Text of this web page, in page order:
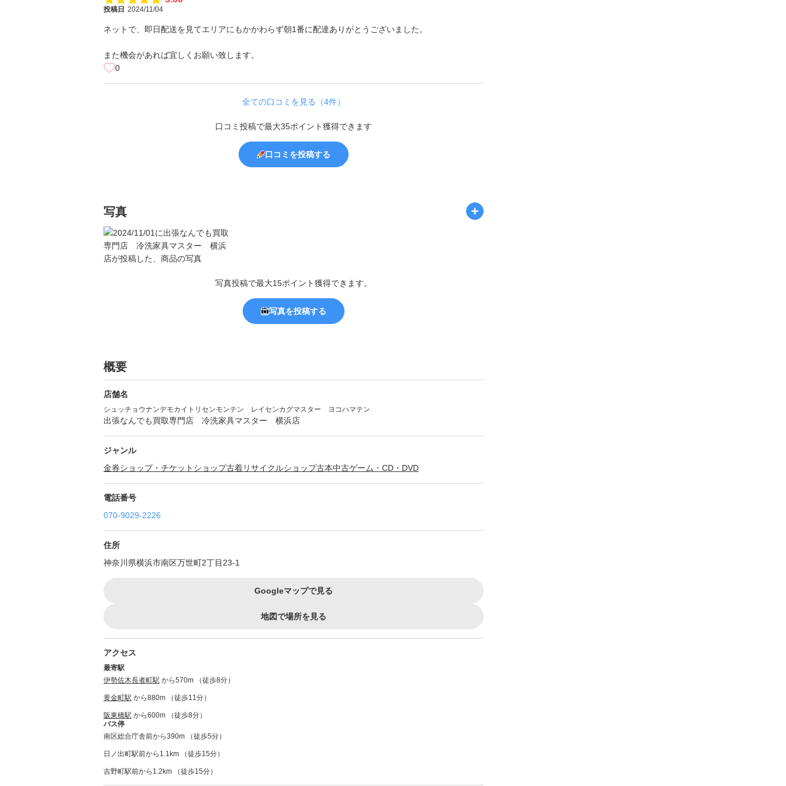
投稿日 2024/11/04
ネットで、即日配送を見てエリアにもかかわらず朝1番に配達ありがとうございました。
また機会があれば宜しくお願い致します。
0
全ての口コミを見る（4件）
口コミ投稿で最大35ポイント獲得できます
口コミを投稿する
写真
写真投稿で最大15ポイント獲得できます。
写真を投稿する
概要
店舗名
シュッチョウナンデモカイトリセンモンテン レイセンカグマスター ヨコハマテン
出張なんでも買取専門店 冷洗家具マスター 横浜店
ジャンル
金券ショップ・チケットショップ古着リサイクルショップ古本中古ゲーム・CD・DVD
電話番号
070-9029-2226
住所
神奈川県横浜市南区万世町2丁目23-1
Googleマップで見る
地図で場所を見る
アクセス
最寄駅
伊勢佐木長者町駅 から570m （徒歩8分）
黄金町駅 から880m （徒歩11分）
阪東橋駅 から600m （徒歩8分）
バス停
南区総合庁舎前から390m （徒歩5分）
日ノ出町駅前から1.1km （徒歩15分）
吉野町駅前から1.2km （徒歩15分）